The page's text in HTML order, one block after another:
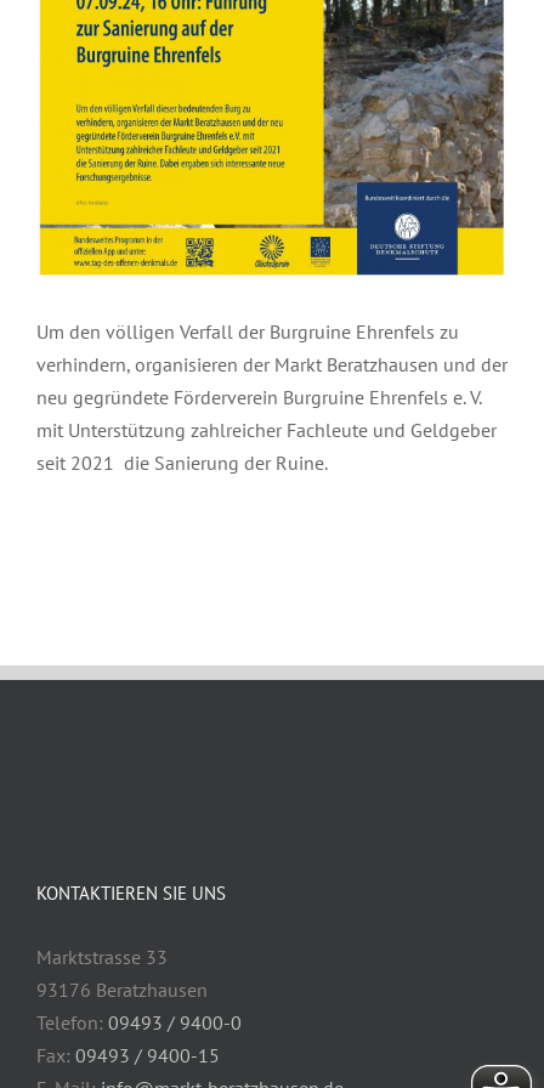
Um den völligen Verfall der Burgruine Ehrenfels zu
verhindern, organisieren der Markt Beratzhausen und der
neu gegründete Förderverein Burgruine Ehrenfels e. V.
mit Unterstützung zahlreicher Fachleute und Geldgeber
seit 2021 die Sanierung der Ruine.
KONTAKTIEREN SIE UNS
Marktstrasse 33
93176 Beratzhausen
Telefon: 09493 / 9400-0
Fax: 09493 / 9400-15